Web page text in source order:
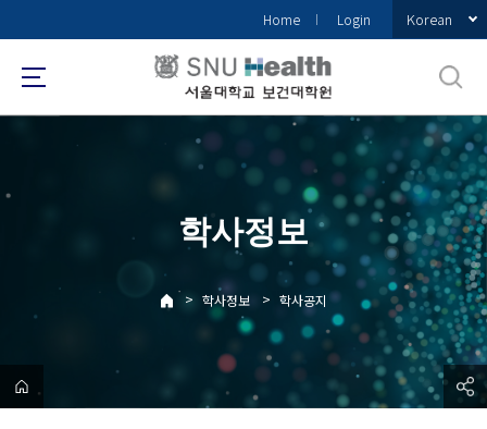
로
메
Home Login Korean
학사정보
> 학사정보 > 학사공지